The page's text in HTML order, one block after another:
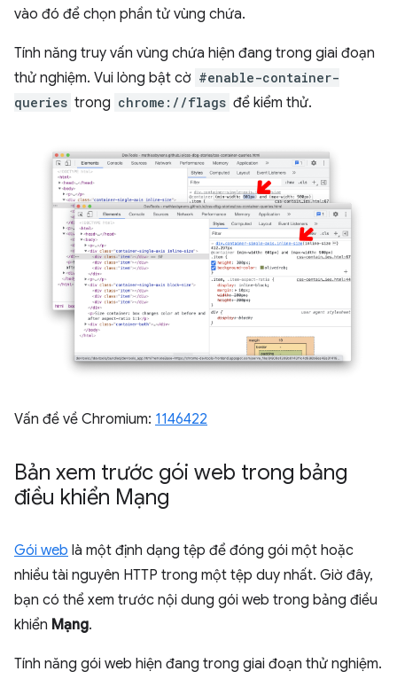
vào đó để chọn phần tử vùng chứa.
Tính năng truy vấn vùng chứa hiện đang trong giai đoạn
thử nghiệm. Vui lòng bật cờ #enable-container-
queries trong chrome://flags để kiểm thử.
Vấn đề về Chromium: 1146422
Bản xem trước gói web trong bảng
điều khiển Mạng
Gói web là một định dạng tệp để đóng gói một hoặc
nhiều tài nguyên HTTP trong một tệp duy nhất. Giờ đây,
bạn có thể xem trước nội dung gói web trong bảng điều
khiển Mạng.
Tính năng gói web hiện đang trong giai đoạn thử nghiệm.